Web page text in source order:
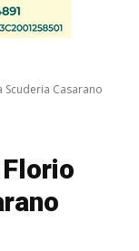
Scuderia Casarano